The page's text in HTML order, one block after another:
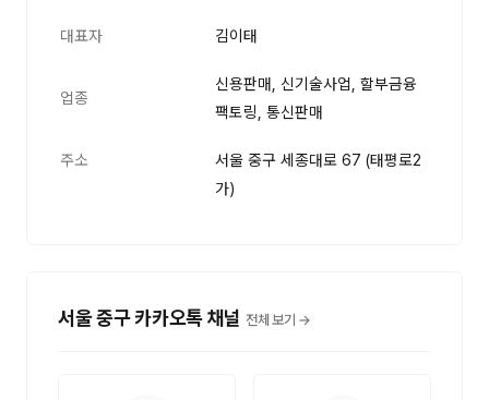
대표자 김이태
업종
신용판매, 신기술사업, 할부금융
팩토링, 통신판매
주소
서울 중구 세종대로 67 (태평로2
가)
서울 중구 카카오톡 채널 전체 보기 →